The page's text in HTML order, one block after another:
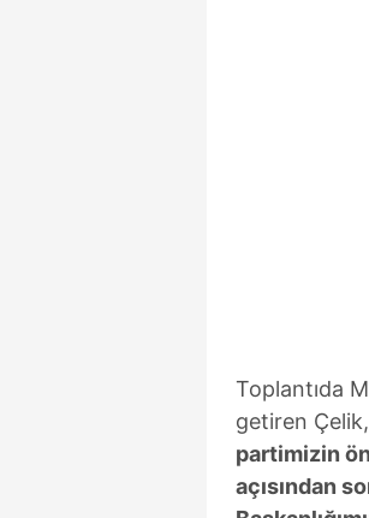
Toplantıda
getiren Çelik,
partimizin
açısından